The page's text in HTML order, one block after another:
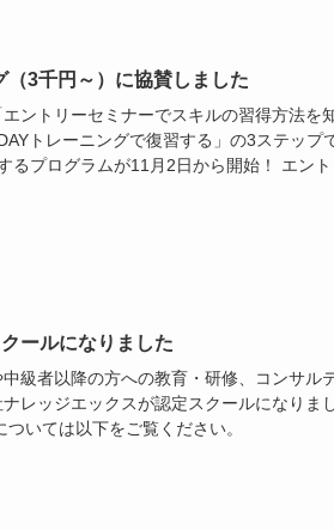
3千円～）に協賛しました
ントリーセミナーでスキルの習得方法を
トレーニングで復習する」の3ステップ
るプログラムが11月2日から開始！ エント
ールになりました
級者以降の方への教育・研修、コンサル
レッジエックスが認定スクールになりま
いては以下をご覧ください。